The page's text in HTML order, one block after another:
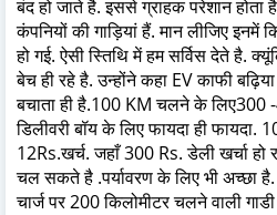
बंद हो जाते है. इससे ग्राहक परेशान होता
कंपनियों की गाड़ियां हैं. मान लीजिए इनमें
हो गई. ऐसी स्तिथि में हम सर्विस देते है.
बेच ही रहे है. उन्होंने कहा EV काफी
बचाता ही है.100 KM चलने के
डिलीवरी बॉय के लिए फायदा ही
12Rs.खर्च.जहाँ 300 Rs. डेली खर्चा हो
चल सकते है .पर्यावरण के लिए भी अच्छा
चार्ज पर 200 किलोमीटर चलने वाली